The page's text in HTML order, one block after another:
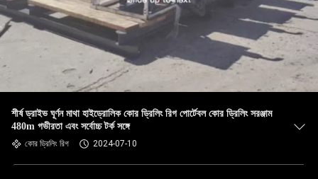
শীর্ষ ড্রাইভ ঘূর্ণন মাথা হাইড্রোলিক কোর ড্রিলিং রিগ পোর্টেবল কোর ড্রিলিং সরঞ্জাম
480m গভীরতা এবং সর্বোচ্চ টর্ক সঙ্গে
কোর ড্রিলিং রিগ 2024-07-10